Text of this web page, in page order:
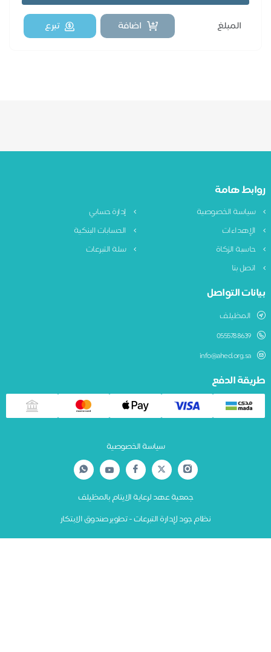
اضافة تبرع
هامة
الخصوصية
إدارة حسابي
الحسابات البنكية
الزكاة
سلة التبرعات
بنا
التواصل
المظيلف
0555788639
info@ahed.org.sa
الدفع
سياسة الخصوصية
جمعية عهد لرعاية الايتام بالمظيلف
نظام جود لإدارة التبرعات - تطوير صندوق الابتكار